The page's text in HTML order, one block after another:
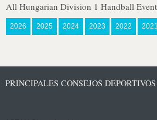
All Hungarian Division 1 Handball
2026 2025 2024 2023 2022 2021
PRINCIPALES CONSEJOS